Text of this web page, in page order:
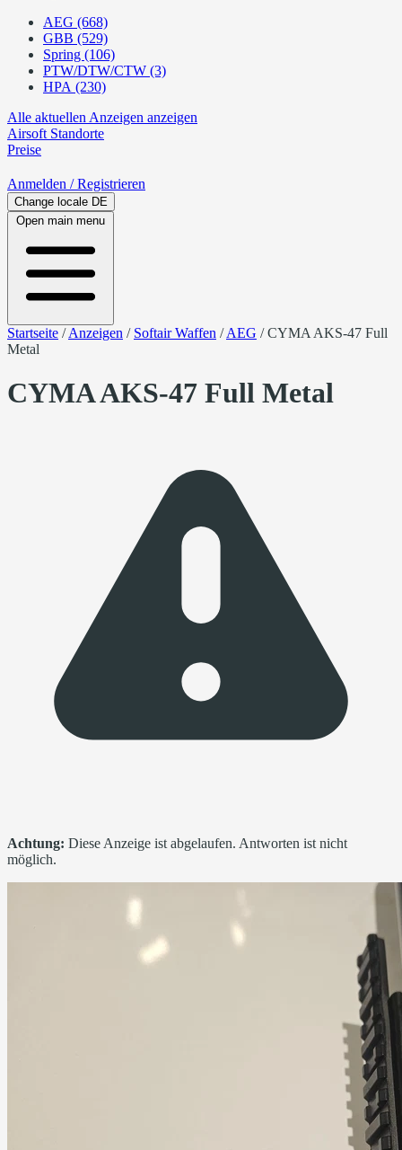
AEG (668)
GBB (529)
Spring (106)
PTW/DTW/CTW (3)
HPA (230)
Alle aktuellen Anzeigen anzeigen
Airsoft Standorte
Preise
Anmelden / Registrieren
Change locale DE
Open main menu
Startseite /Anzeigen / Softair Waffen /AEG /CYMA AKS-47 Full
Metal
CYMA AKS-47 Full Metal
Achtung: Diese Anzeige ist abgelaufen. Antworten ist nicht
möglich.